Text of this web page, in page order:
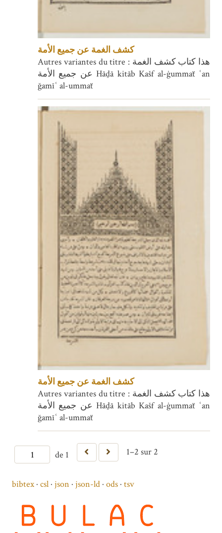
كشف الغمة عن جميع الأمة
Autres variantes du titre : هذا كتاب كشف الغمة
عن جميع الأمة Hāḏā kitāb Kašf al-ġummaẗ ʿan
ğamīʿ al-ummaẗ
كشف الغمة عن جميع الأمة
Autres variantes du titre : هذا كتاب كشف الغمة
عن جميع الأمة Hāḏā kitāb Kašf al-ġummaẗ ʿan
ğamīʿ al-ummaẗ
de 1 1–2 sur 2
bibtex csl json json-ld ods tsv